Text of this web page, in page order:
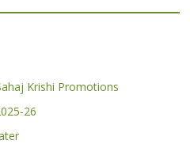
Krishi Promotions
26